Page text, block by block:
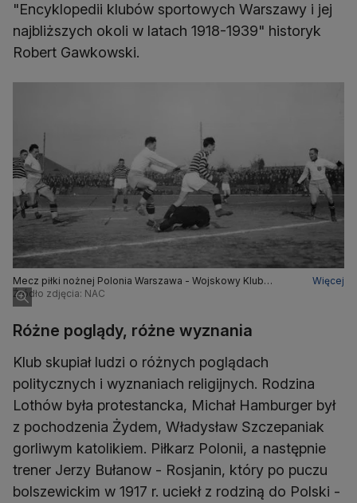
"Encyklopedii klubów sportowych Warszawy i jej
najbliższych okoli w latach 1918-1939" historyk
Robert Gawkowski.
Mecz piłki nożnej Polonia Warszawa - Wojskowy Klub
Sportowy 22 pp w Warszawie
Więcej
Źródło zdjęcia: NAC
Różne poglądy, różne wyznania
Klub skupiał ludzi o różnych poglądach
politycznych i wyznaniach religijnych. Rodzina
Lothów była protestancka, Michał Hamburger był
z pochodzenia Żydem, Władysław Szczepaniak
gorliwym katolikiem. Piłkarz Polonii, a następnie
trener Jerzy Bułanow - Rosjanin, który po puczu
bolszewickim w 1917 r. uciekł z rodziną do Polski -